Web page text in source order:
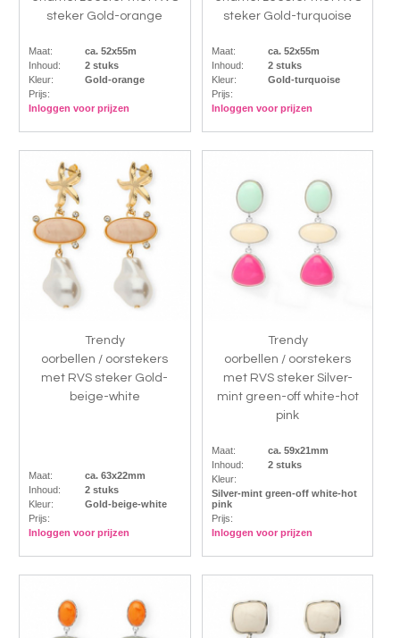
steker Gold-orange
Maat:
ca. 52x55m
Inhoud:
2 stuks
Kleur:
Gold-orange
Prijs:
Inloggen voor prijzen
steker Gold-turquoise
Maat:
ca. 52x55m
Inhoud:
2 stuks
Kleur:
Gold-turquoise
Prijs:
Inloggen voor prijzen
Trendy
oorbellen / oorstekers
met RVS steker Gold-
beige-white
Maat:
ca. 63x22mm
Inhoud:
2 stuks
Kleur:
Gold-beige-white
Prijs:
Inloggen voor prijzen
Trendy
oorbellen / oorstekers
met RVS steker Silver-
mint green-off white-hot
pink
Maat:
ca. 59x21mm
Inhoud:
2 stuks
Kleur:
Silver-mint green-off white-hot
pink
Prijs:
Inloggen voor prijzen